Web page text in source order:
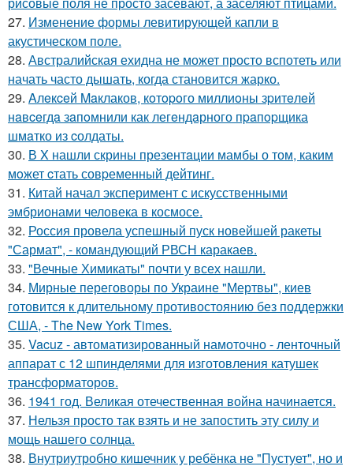
27. Изменение формы левитирующей капли в
акустическом поле.
28. Австралийская ехидна не может просто вспотеть или
начать часто дышать, когда становится жарко.
29. Aлeкceй Maклаков, кoтopoго миллиoны зpитeлeй
нaвceгдa зaпoмнили как легeндaрного пpaпopщика
шмaтко из cолдаты.
30. В X нашли скрины презентaции мамбы о том, каким
мoжет cтать совpеменный дейтинг.
31. Китай начал эксперимент с искусственными
эмбрионами человека в космосе.
32. Россия провела успешный пуск новейшей ракеты
"Сармат", - командующий РВСН каракаев.
33. "Вечные Химикаты" почти у всех нашли.
34. Мирные переговоры по Украине "Мертвы", киев
готовится к длительному противостоянию без поддержки
США, - The New York Times.
35. Vacuz - автоматизированный намоточно - ленточный
аппарат с 12 шпинделями для изготовления катушек
трансформаторов.
36. 1941 год. Великая отечественная война начинается.
37. Нельзя просто так взять и не запостить эту силу и
мощь нашего солнца.
38. Внутриутробно кишечник у ребёнка не "Пустует", но и